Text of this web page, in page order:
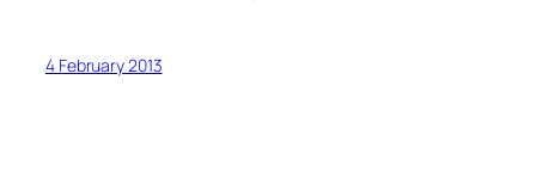
4 February 2013